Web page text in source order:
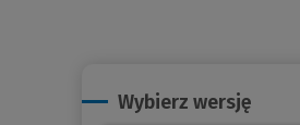
Wybierz wersję